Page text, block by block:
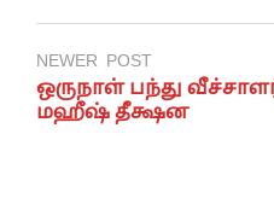
NEWER POST
ஒருநாள் பந்து
மஹீஷ் தீக்ஷன